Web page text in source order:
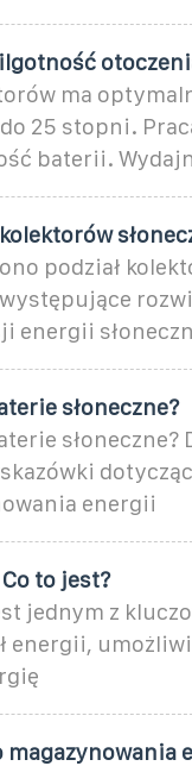
ma
25 stopni.
baterii.
podział
energii
słoneczne?
energii
to jest?
jednym z
energii,
magazynowania